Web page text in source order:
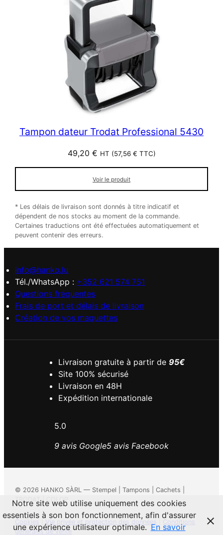
Tampon dateur Trodat Professional 5430
49,20 € HT (57,56 € TTC)
Voir le produit
* Les délais de livraison sont donnés à titre indicatif et
dépendent de nos stocks au moment de la commande.
Certaines traductions ont été effectuées automatiquement et
peuvent contenir des erreurs.
info@hanko.lu
Tél./WhatsApp : +352 621 574 751
Questions fréquentes
Frais de port et délais de livraison
Création de vos maquettes
Livraison gratuite à partir de 95€
Site 100% sécurisé
Livraison en 48H
Expédition internationale
5.0
9 avis Google5 avis Facebook
© 2026 HANKO SÀRL — Stempel | Tampons | Cachets |
TRODAT | COLOP
Cookies |Vie privée et protection des données
Conditions
générales de vente
Notre site web utilise uniquement des cookies
essentiels à son bon fonctionnement, afin d'assurer
une expérience utilisateur optimale. En savoir